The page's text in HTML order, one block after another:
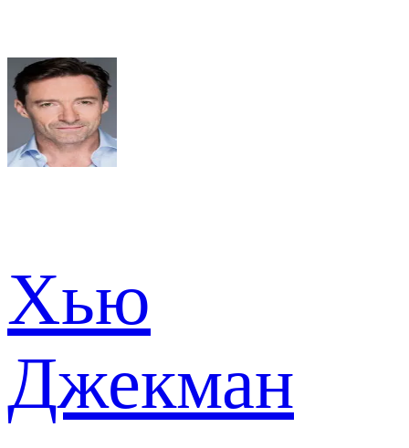
Хью
Джекман